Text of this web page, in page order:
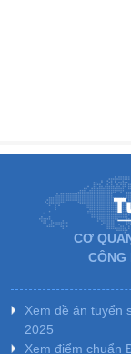
CƠ
CÔNG
Xem đề án tuyển
2025
Xem điểm chuẩn